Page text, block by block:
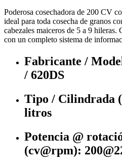
Poderosa cosechadora de 200 CV
ideal para toda cosecha de granos
cabezales maiceros de 5 a 9 hileras.
con un completo sistema de
Fabricante /
/ 620DS
Tipo / Cilindrada
litros
Potencia @
(cv@rpm):